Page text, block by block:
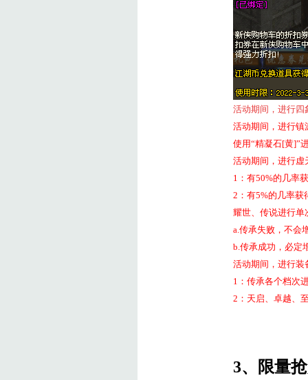
活动期间，进行四
活动期间，进行镇
使用“精凝石[黄]”
活动期间，进行虚
1 ：有50%的几率
2 ：有5%的几率获
耀世、传说进行单
a.传承失败，不会
b.传承成功，必定
活动期间，进行装
1 ：传承各个档次
2 ：天启、卓越、
3、限量